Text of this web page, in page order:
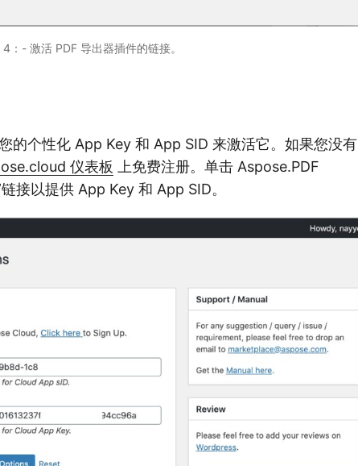
4：- 激活 PDF 导出器插件的链接。
的个性化 App Key 和 App SID 来激活它。如果您没有
仪表板 上免费注册。单击 Aspose.PDF
接以提供 App Key 和 App SID。